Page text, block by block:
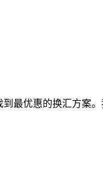
最优惠的换汇方案